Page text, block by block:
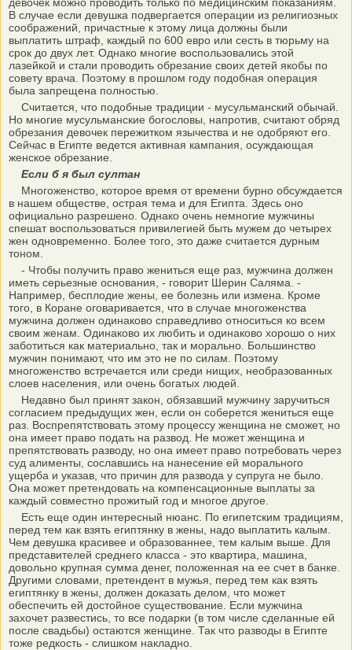
В случае если девушка подвергается операции из религиозных
соображений, причастные к этому лица должны были
выплатить штраф, каждый по 600 евро или сесть в тюрьму на
срок до двух лет. Однако многие воспользовались этой
лазейкой и стали проводить обрезание своих детей якобы по
совету врача. Поэтому в прошлом году подобная операция
была запрещена полностью.
Считается, что подобные традиции - мусульманский обычай.
Но многие мусульманские богословы, напротив, считают обряд
обрезания девочек пережитком язычества и не одобряют его.
Сейчас в Египте ведется активная кампания, осуждающая
женское обрезание.
Если б я был султан
Многоженство, которое время от времени бурно обсуждается
в нашем обществе, острая тема и для Египта. Здесь оно
официально разрешено. Однако очень немногие мужчины
спешат воспользоваться привилегией быть мужем до четырех
жен одновременно. Более того, это даже считается дурным
тоном.
- Чтобы получить право жениться еще раз, мужчина должен
иметь серьезные основания, - говорит Шерин Саляма. -
Например, бесплодие жены, ее болезнь или измена. Кроме
того, в Коране оговаривается, что в случае многоженства
мужчина должен одинаково справедливо относиться ко всем
своим женам. Одинаково их любить и одинаково хорошо о них
заботиться как материально, так и морально. Большинство
мужчин понимают, что им это не по силам. Поэтому
многоженство встречается или среди нищих, необразованных
слоев населения, или очень богатых людей.
Недавно был принят закон, обязавший мужчину заручиться
согласием предыдущих жен, если он соберется жениться еще
раз. Воспрепятствовать этому процессу женщина не сможет, но
она имеет право подать на развод. Не может женщина и
препятствовать разводу, но она имеет право потребовать через
суд алименты, сославшись на нанесение ей морального
ущерба и указав, что причин для развода у супруга не было.
Она может претендовать на компенсационные выплаты за
каждый совместно прожитый год и многое другое.
Есть еще один интересный нюанс. По египетским традициям,
перед тем как взять египтянку в жены, надо выплатить калым.
Чем девушка красивее и образованнее, тем калым выше. Для
представителей среднего класса - это квартира, машина,
довольно крупная сумма денег, положенная на ее счет в банке.
Другими словами, претендент в мужья, перед тем как взять
египтянку в жены, должен доказать делом, что может
обеспечить ей достойное существование. Если мужчина
захочет развестись, то все подарки (в том числе сделанные ей
после свадьбы) остаются женщине. Так что разводы в Египте
тоже редкость - слишком накладно.